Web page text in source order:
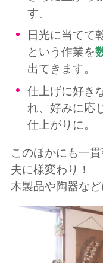
す。
日光に当てて
という作業を
出てきます。
仕上げに好き
れ、好みに応
仕上がりに。
このほかにも一
夫に様変わり！
木製品や陶器など